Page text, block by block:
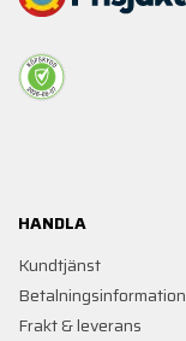
HANDLA
Kundtjänst
Betalningsinformation
Frakt & leverans